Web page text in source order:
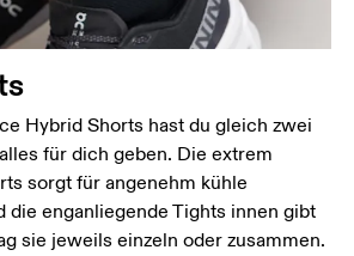
am schmalsten ist.
Miss um die breiteste Stelle
herum.
Hybrid Shorts hast du gleich zwei
für dich geben. Die extrem
sorgt für angenehm kühle
die enganliegende Tights innen gibt
sie jeweils einzeln oder zusammen.